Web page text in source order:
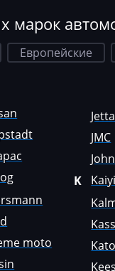
марок
Европейские
moto
Jetta
JMC
K
Kaiyi
Kato